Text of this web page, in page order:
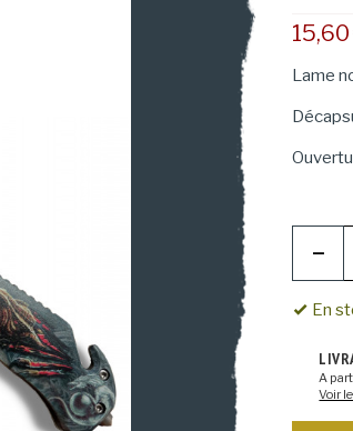
Lame
En
A
Voir